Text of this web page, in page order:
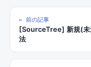
← 前の記事
[SourceTree] 新規(未
法